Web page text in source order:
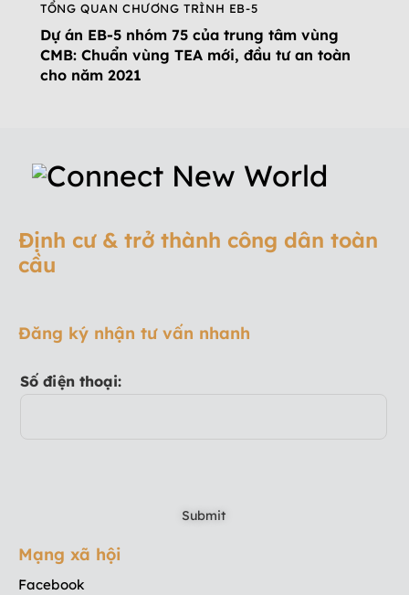
TỔNG QUAN CHƯƠNG TRÌNH EB-5
Dự án EB-5 nhóm 75 của trung tâm vùng
CMB: Chuẩn vùng TEA mới, đầu tư an toàn
cho năm 2021
Định cư & trở thành công dân toàn
cầu
Đăng ký nhận tư vấn nhanh
Số điện thoại:
Mạng xã hội
Facebook